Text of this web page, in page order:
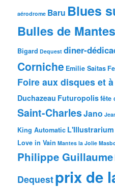
aérodrome Baru Blues
Bulles de Mantes
Bigard Dequest diner-
Corniche Emilie Saitas
Foire aux disques et
Duchazeau Futuropolisfête
Saint-CharlesJano
King Automatic L'Illustrarium
Love in Vain Mantes la Jolie
Philippe Guillaume
Dequestprix de